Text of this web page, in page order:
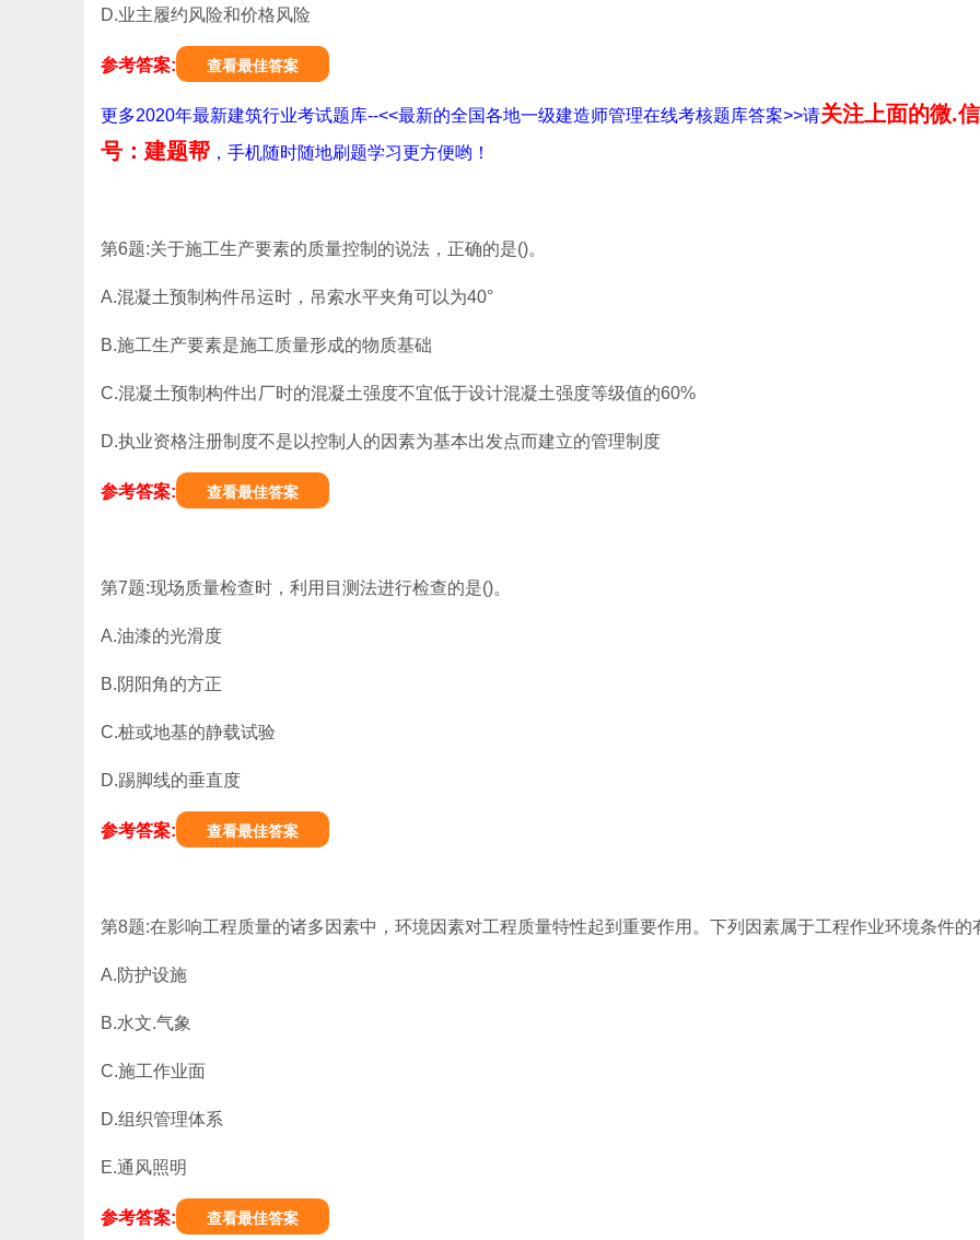
D.业主履约风险和价格风险
参考答案: 查看最佳答案
更多2020年最新建筑行业考试题库--<<最新的全国各地一级建造师管理在线考核题库答案>>请关注上面的微.
号：建题帮 ，手机随时随地刷题学习更方便哟！
第6题:关于施工生产要素的质量控制的说法，正确的是()。
A.混凝土预制构件吊运时，吊索水平夹角可以为40°
B.施工生产要素是施工质量形成的物质基础
C.混凝土预制构件出厂时的混凝土强度不宜低于设计混凝土强度等级值的60%
D.执业资格注册制度不是以控制人的因素为基本出发点而建立的管理制度
参考答案: 查看最佳答案
第7题:现场质量检查时，利用目测法进行检查的是()。
A.油漆的光滑度
B.阴阳角的方正
C.桩或地基的静载试验
D.踢脚线的垂直度
参考答案: 查看最佳答案
第8题:在影响工程质量的诸多因素中，环境因素对工程质量特性起到重要作用。下列因素属于工程作业环境条件的
A.防护设施
B.水文.气象
C.施工作业面
D.组织管理体系
E.通风照明
参考答案: 查看最佳答案